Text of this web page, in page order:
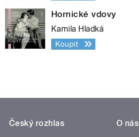
Hornické vdovy
Kamila Hladká
Koupit
Český rozhlas
O nás